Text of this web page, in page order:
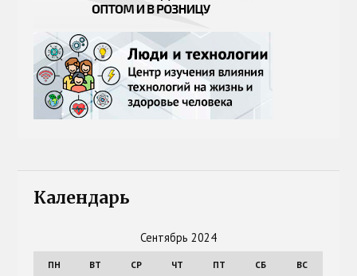
Календарь
Сентябрь 2024
ПН ВТ СР ЧТ ПТ СБ ВС